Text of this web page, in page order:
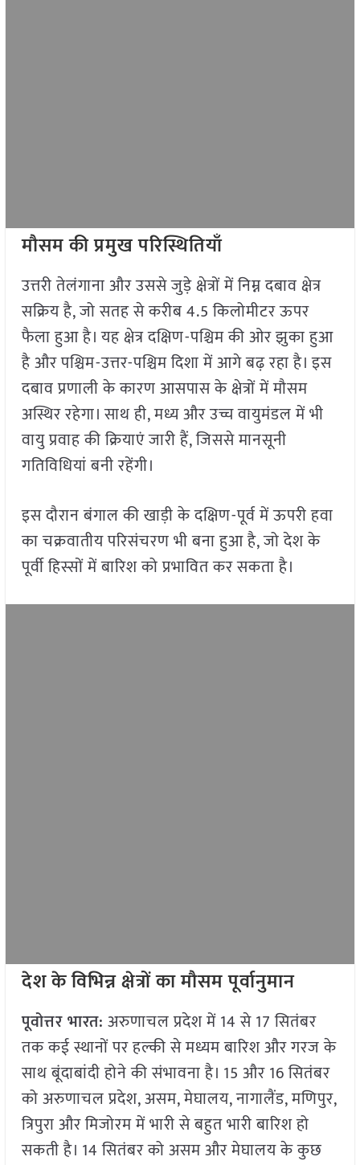
मौसम की प्रमुख परिस्थितियाँ
उत्तरी तेलंगाना और उससे जुड़े क्षेत्रों में निम्न दबाव क्षेत्र
सक्रिय है, जो सतह से करीब 4.5 किलोमीटर ऊपर
फैला हुआ है। यह क्षेत्र दक्षिण-पश्चिम की ओर झुका हुआ
है और पश्चिम-उत्तर-पश्चिम दिशा में आगे बढ़ रहा है। इस
दबाव प्रणाली के कारण आसपास के क्षेत्रों में मौसम
अस्थिर रहेगा। साथ ही, मध्य और उच्च वायुमंडल में भी
वायु प्रवाह की क्रियाएं जारी हैं, जिससे मानसूनी
गतिविधियां बनी रहेंगी।
इस दौरान बंगाल की खाड़ी के दक्षिण-पूर्व में ऊपरी हवा
का चक्रवातीय परिसंचरण भी बना हुआ है, जो देश के
पूर्वी हिस्सों में बारिश को प्रभावित कर सकता है।
देश के विभिन्न क्षेत्रों का मौसम पूर्वानुमान
पूवोत्तर भारत: अरुणाचल प्रदेश में 14 से 17 सितंबर
तक कई स्थानों पर हल्की से मध्यम बारिश और गरज के
साथ बूंदाबांदी होने की संभावना है। 15 और 16 सितंबर
को अरुणाचल प्रदेश, असम, मेघालय, नागालैंड, मणिपुर,
त्रिपुरा और मिजोरम में भारी से बहुत भारी बारिश हो
सकती है। 14 सितंबर को असम और मेघालय के कुछ